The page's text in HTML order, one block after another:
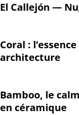
El Callejón —
Coral :
architecture
Bamboo, le
en céramique